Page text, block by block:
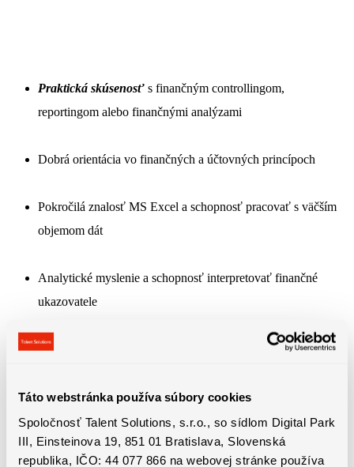
Táto webstránka používa súbory cookies
Spoločnosť Talent Solutions, s.r.o., so sídlom Digital Park
III, Einsteinova 19, 851 01 Bratislava, Slovenská
republika, IČO: 44 077 866 na webovej stránke používa
Praktická skúsenosť s finančným controllingom,
reportingom alebo finančnými analýzami
Dobrá orientácia vo finančných a účtovných princípoch
Pokročilá znalosť MS Excel a schopnosť pracovať s väčším
objemom dát
Analytické myslenie a schopnosť interpretovať finančné
ukazovatele
Komunikačné a prezentačné zručnosti pri práci s
Anglický jazyk na úrovni umožňujúcej pracovnú
komunikáciu